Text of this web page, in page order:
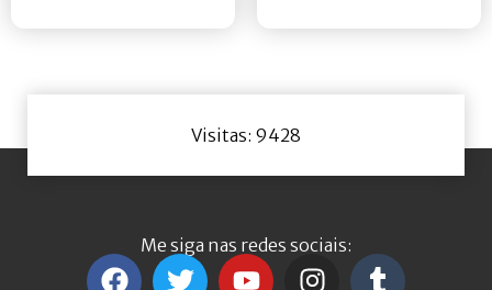
Visitas: 9428
Me siga nas redes sociais: